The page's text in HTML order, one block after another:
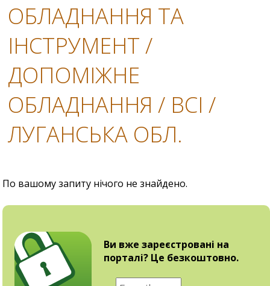
ОБЛАДНАННЯ ТА
ІНСТРУМЕНТ /
ДОПОМІЖНЕ
ОБЛАДНАННЯ / ВСІ /
ЛУГАНСЬКА ОБЛ.
По вашому запиту нічого не знайдено.
Ви вже зареєстровані на
порталі? Це безкоштовно.